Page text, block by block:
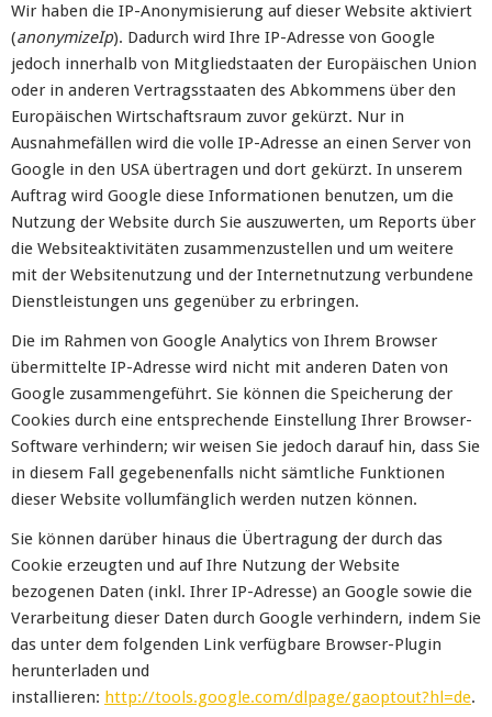
Wir haben die IP-Anonymisierung auf dieser Website aktiviert
(anonymizeIp). Dadurch wird Ihre IP-Adresse von Google
jedoch innerhalb von Mitgliedstaaten der Europäischen Union
oder in anderen Vertragsstaaten des Abkommens über den
Europäischen Wirtschaftsraum zuvor gekürzt. Nur in
Ausnahmefällen wird die volle IP-Adresse an einen Server von
Google in den USA übertragen und dort gekürzt. In unserem
Auftrag wird Google diese Informationen benutzen, um die
Nutzung der Website durch Sie auszuwerten, um Reports über
die Websiteaktivitäten zusammenzustellen und um weitere
mit der Websitenutzung und der Internetnutzung verbundene
Dienstleistungen uns gegenüber zu erbringen.
Die im Rahmen von Google Analytics von Ihrem Browser
übermittelte IP-Adresse wird nicht mit anderen Daten von
Google zusammengeführt. Sie können die Speicherung der
Cookies durch eine entsprechende Einstellung Ihrer Browser-
Software verhindern; wir weisen Sie jedoch darauf hin, dass Sie
in diesem Fall gegebenenfalls nicht sämtliche Funktionen
dieser Website vollumfänglich werden nutzen können.
Sie können darüber hinaus die Übertragung der durch das
Cookie erzeugten und auf Ihre Nutzung der Website
bezogenen Daten (inkl. Ihrer IP-Adresse) an Google sowie die
Verarbeitung dieser Daten durch Google verhindern, indem Sie
das unter dem folgenden Link verfügbare Browser-Plugin
herunterladen und
installieren: http://tools.google.com/dlpage/gaoptout?hl=de.